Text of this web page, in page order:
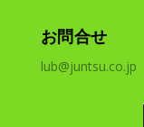
お問合せ
lub@juntsu.co.jp